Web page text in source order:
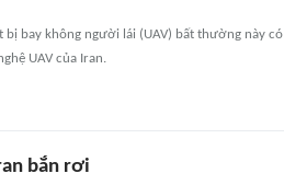
bay không người lái (UAV) bất thường này có
UAV của Iran.
bắn rơi